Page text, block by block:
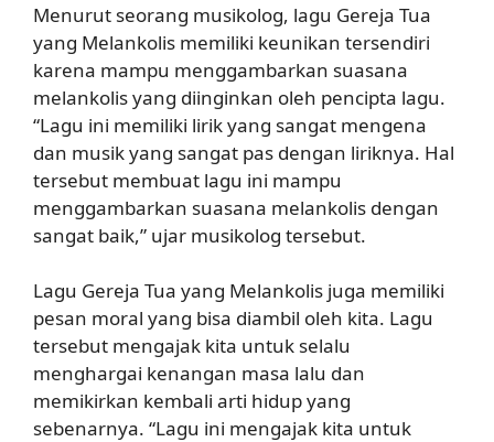
Menurut seorang musikolog, lagu Gereja Tua
yang Melankolis memiliki keunikan tersendiri
karena mampu menggambarkan suasana
melankolis yang diinginkan oleh pencipta lagu.
“Lagu ini memiliki lirik yang sangat mengena
dan musik yang sangat pas dengan liriknya. Hal
tersebut membuat lagu ini mampu
menggambarkan suasana melankolis dengan
sangat baik,” ujar musikolog tersebut.
Lagu Gereja Tua yang Melankolis juga memiliki
pesan moral yang bisa diambil oleh kita. Lagu
tersebut mengajak kita untuk selalu
menghargai kenangan masa lalu dan
memikirkan kembali arti hidup yang
sebenarnya. “Lagu ini mengajak kita untuk